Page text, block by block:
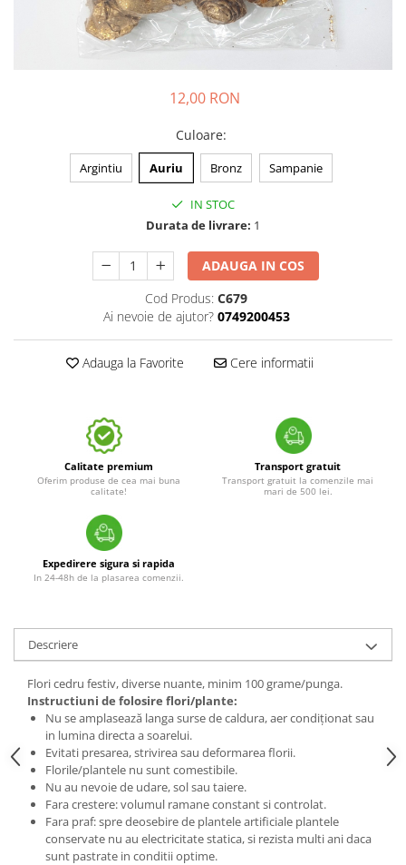
12,00 RON
Culoare:
Argintiu Auriu Bronz Sampanie
IN STOC
Durata de livrare: 1
ADAUGA IN COS
Cod Produs: C679
Ai nevoie de ajutor? 0749200453
Adauga la Favorite Cere informatii
Calitate premium
Oferim produse de cea mai buna
calitate!
Transport gratuit
Transport gratuit la comenzile mai
mari de 500 lei.
Expedirere sigura si rapida
In 24-48h de la plasarea comenzii.
Descriere
Flori cedru festiv, diverse nuante, minim 100 grame/punga.
Instructiuni de folosire flori/plante:
Nu se amplasează langa surse de caldura, aer condiționat sau
in lumina directa a soarelui.
Evitati presarea, strivirea sau deformarea florii.
Florile/plantele nu sunt comestibile.
Nu au nevoie de udare, sol sau taiere.
Fara crestere: volumul ramane constant si controlat.
Fara praf: spre deosebire de plantele artificiale plantele
conservate nu au electricitate statica, si rezista multi ani daca
sunt pastrate in conditii optime.